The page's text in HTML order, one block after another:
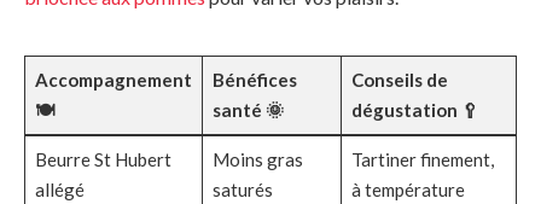
Accompagnement
🍽️
Bénéfices
santé 🌞
Conseils de
dégustation 🥄
Beurre St Hubert
allégé
Moins gras
saturés
Tartiner finement,
à température